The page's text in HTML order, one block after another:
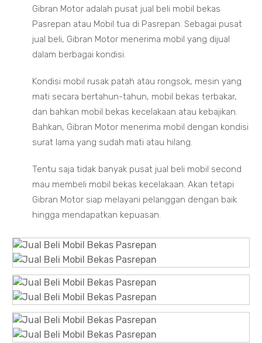
Gibran Motor adalah pusat jual beli mobil bekas
Pasrepan atau Mobil tua di Pasrepan. Sebagai pusat
jual beli, Gibran Motor menerima mobil yang dijual
dalam berbagai kondisi.
Kondisi mobil rusak patah atau rongsok, mesin yang
mati secara bertahun-tahun, mobil bekas terbakar,
dan bahkan mobil bekas kecelakaan atau kebajikan.
Bahkan, Gibran Motor menerima mobil dengan kondisi
surat lama yang sudah mati atau hilang.
Tentu saja tidak banyak pusat jual beli mobil second
mau membeli mobil bekas kecelakaan. Akan tetapi
Gibran Motor siap melayani pelanggan dengan baik
hingga mendapatkan kepuasan.